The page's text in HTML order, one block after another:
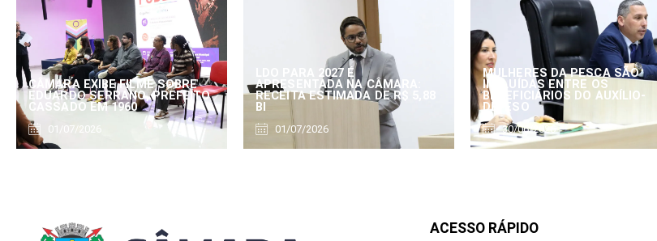
CÂMARA EXIBE FILME SOBRE
EDUARDO SERRANO, PREFEITO
CASSADO EM 1960
01/07/2026
LDO PARA 2027 É
APRESENTADA NA CÂMARA:
RECEITA ESTIMADA DE R$ 5,88
BI
01/07/2026
MULHERES DA PESCA SÃO
INCLUÍDAS ENTRE OS
BENEFICIÁRIOS DO AUXÍLIO-
DEFESO
30/06/2026
ACESSO RÁPIDO